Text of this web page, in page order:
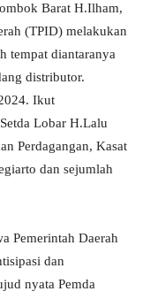
Barat H.Ilham,
(TPID) melakukan
tempat diantaranya
distributor.
Ikut
Lobar H.Lalu
Perdagangan, Kasat
dan sejumlah
Pemerintah Daerah
dan
nyata Pemda